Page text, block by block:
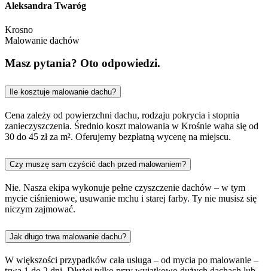
Aleksandra Twaróg
Krosno
Malowanie dachów
Masz pytania? Oto odpowiedzi.
Ile kosztuje malowanie dachu?
Cena zależy od powierzchni dachu, rodzaju pokrycia i stopnia
zanieczyszczenia. Średnio koszt malowania w Krośnie waha się od
30 do 45 zł za m². Oferujemy bezpłatną wycenę na miejscu.
Czy muszę sam czyścić dach przed malowaniem?
Nie. Nasza ekipa wykonuje pełne czyszczenie dachów – w tym
mycie ciśnieniowe, usuwanie mchu i starej farby. Ty nie musisz się
niczym zajmować.
Jak długo trwa malowanie dachu?
W większości przypadków cała usługa – od mycia po malowanie –